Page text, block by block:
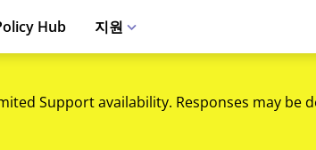
Hub 지원
Support availability. Responses may be